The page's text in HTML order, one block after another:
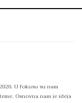
U fokusu su nam
Osnovna nam je ideja